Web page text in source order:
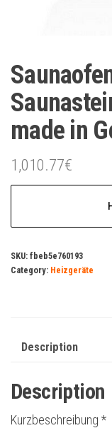
made in
1,010.77€
SKU: fbeb5e760193
Category: Heizgeräte
Description
Description
Kurzbeschreibung *